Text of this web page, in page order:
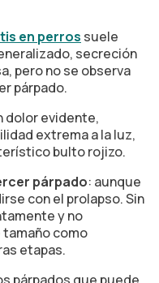
en perros suele
secreción
pero no se observa
párpado.
dolor evidente,
extrema a la luz,
bulto rojizo.
párpado: aunque
con el prolapso. Sin
y no
tamaño como
etapas.